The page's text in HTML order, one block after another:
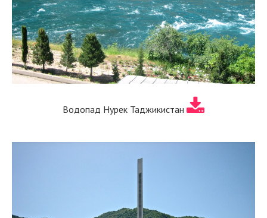
Водопад Нурек Таджикистан